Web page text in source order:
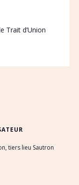
Trait d’Union
tiers lieu Sautron